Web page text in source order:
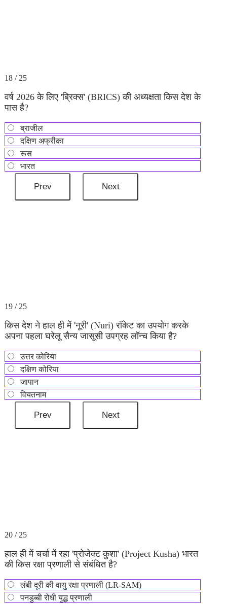
18 / 25
वर्ष 2026 के लिए 'ब्रिक्स' (BRICS) की अध्यक्षता किस देश के
पास है?
ब्राजील
दक्षिण अफ्रीका
रूस
भारत
19 / 25
किस देश ने हाल ही में 'नूरी' (Nuri) रॉकेट का उपयोग करके
अपना पहला घरेलू सैन्य जासूसी उपग्रह लॉन्च किया है?
उत्तर कोरिया
दक्षिण कोरिया
जापान
वियतनाम
20 / 25
हाल ही में चर्चा में रहा 'प्रोजेक्ट कुशा' (Project Kusha) भारत
की किस रक्षा प्रणाली से संबंधित है?
लंबी दूरी की वायु रक्षा प्रणाली (LR-SAM)
पनडुब्बी रोधी युद्ध प्रणाली